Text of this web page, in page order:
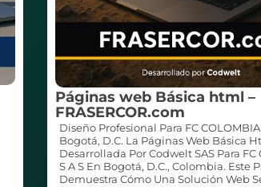
Páginas web Básica html –
FRASERCOR.com
Diseño Profesional Para FC COLOMBIA
Bogotá, D.C. La Páginas Web Básica
Desarrollada Por Codwelt SAS Para FC
S A S En Bogotá, D.C., Colombia. Este
Demuestra Cómo Una Solución Web